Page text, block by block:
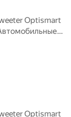
Optismart
Optismart